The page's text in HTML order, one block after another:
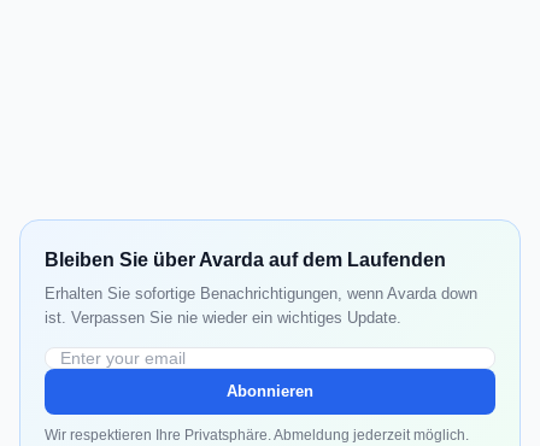
Bleiben Sie über Avarda auf dem Laufenden
Erhalten Sie sofortige Benachrichtigungen, wenn Avarda down
ist. Verpassen Sie nie wieder ein wichtiges Update.
Abonnieren
Wir respektieren Ihre Privatsphäre. Abmeldung jederzeit möglich.